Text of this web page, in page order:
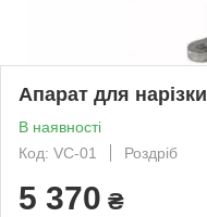
Апарат для
В наявності
Код: VC-01
Роздріб
5 370 ₴